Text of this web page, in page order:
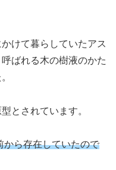
けて暮らしていたアス
ばれる木の樹液のかた
とされています。
から存在していたので